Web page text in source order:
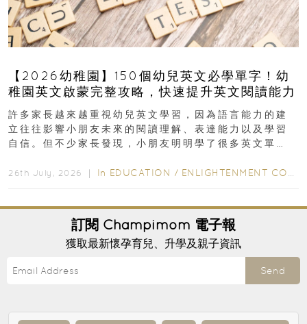
【2026幼稚園】150個幼兒英文必學單字！幼
稚園英文啟蒙完整攻略，快速提升英文閱讀能力
許多家長越來越重視幼兒英文學習，因為語言能力的建
立往往影響小朋友未來的閱讀理解、表達能力以及學習
自信。但不少家長發現，小朋友明明學了很多英文單
26th July, 2026 ｜ In EDUCATION / ENLIGHTENMENT CORNER
訂閱 Champimom 電子報
獲取最新懷孕育兒、升學及親子資訊
Send